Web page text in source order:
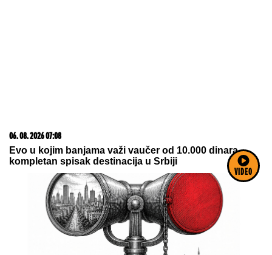
VIDEO
07. 08. 2026 18:16
VRATILA DEVOJAČKU LINIJU! Amidžićeva žena Mina
istakla GOLE NOGE, u kadar upala i jahta: Tek da je
vidite u mini bikiniju... (FOTO)